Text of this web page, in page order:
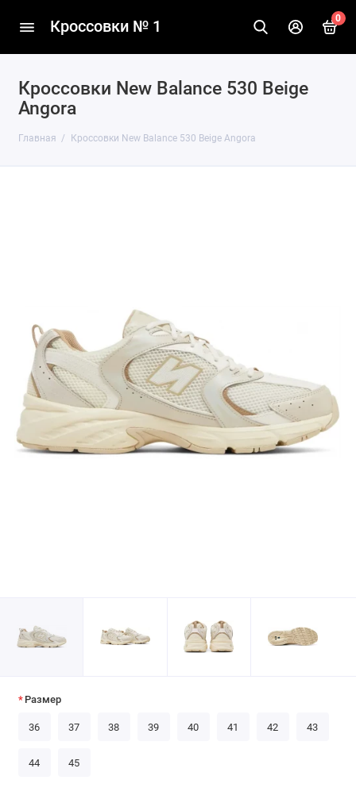
Кроссовки № 1 0
Кроссовки New Balance 530 Beige
Angora
Главная Кроссовки New Balance 530 Beige Angora
Размер
36 37 38 39 40 41 42 43
44 45